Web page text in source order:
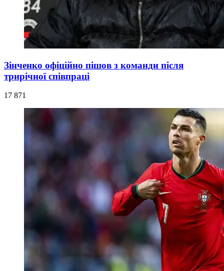
Зінченко офіційно пішов з команди після
трирічної співпраці
17 871